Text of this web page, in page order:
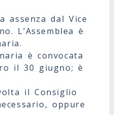
assenza dal Vice
L’Assemblea è
è convocata
il 30 giugno; è
il Consiglio
oppure